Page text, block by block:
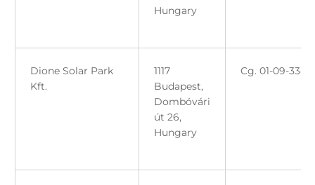
Hungary
Dione Solar Park
Kft.
1117
Budapest,
Dombóvári
út 26,
Hungary
Cg. 01-09-